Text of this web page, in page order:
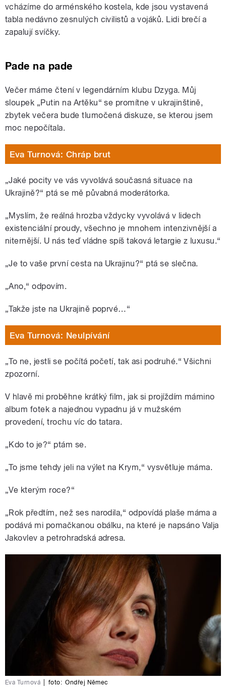
vcházíme do arménského kostela, kde jsou vystavená
tabla nedávno zesnulých civilistů a vojáků. Lidi brečí a
zapalují svíčky.
Pade na pade
Večer máme čtení v legendárním klubu Dzyga. Můj
sloupek „Putin na Artěku“ se promítne v ukrajinštině,
zbytek večera bude tlumočená diskuze, se kterou jsem
moc nepočítala.
Eva Turnová: Chráp brut
„Jaké pocity ve vás vyvolává současná situace na
Ukrajině?“ ptá se mě půvabná moderátorka.
„Myslím, že reálná hrozba vždycky vyvolává v lidech
existenciální proudy, všechno je mnohem intenzivnější a
niternější. U nás teď vládne spíš taková letargie z luxusu.“
„Je to vaše první cesta na Ukrajinu?“ ptá se slečna.
„Ano,“ odpovím.
„Takže jste na Ukrajině poprvé…“
Eva Turnová: Neulpívání
„To ne, jestli se počítá početí, tak asi podruhé.“ Všichni
zpozorní.
V hlavě mi proběhne krátký film, jak si projíždím mámino
album fotek a najednou vypadnu já v mužském
provedení, trochu víc do tatara.
„Kdo to je?“ ptám se.
„To jsme tehdy jeli na výlet na Krym,“ vysvětluje máma.
„Ve kterým roce?“
„Rok předtím, než ses narodila,“ odpovídá plaše máma a
podává mi pomačkanou obálku, na které je napsáno Valja
Jakovlev a petrohradská adresa.
Eva Turnová foto: Ondřej Němec